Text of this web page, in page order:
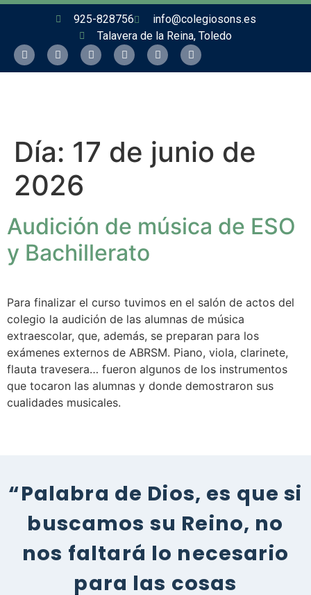
925-828756
info@colegiosons.es
Talavera de la Reina, Toledo
Día: 17 de junio de
2026
Audición de música de ESO
y Bachillerato
Para finalizar el curso tuvimos en el salón de actos del
colegio la audición de las alumnas de música
extraescolar, que, además, se preparan para los
exámenes externos de ABRSM. Piano, viola, clarinete,
flauta travesera… fueron algunos de los instrumentos
que tocaron las alumnas y donde demostraron sus
cualidades musicales.
“Palabra de Dios, es que si
buscamos su Reino, no
nos faltará lo necesario
para las cosas